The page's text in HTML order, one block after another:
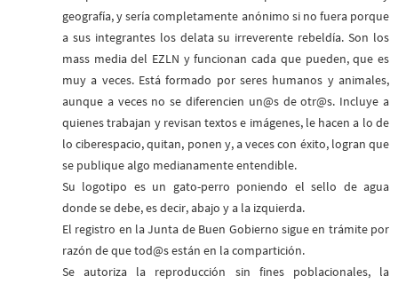
geografía, y sería completamente anónimo si no fuera porque
a sus integrantes los delata su irreverente rebeldía. Son los
mass media del EZLN y funcionan cada que pueden, que es
muy a veces. Está formado por seres humanos y animales,
aunque a veces no se diferencien un@s de otr@s. Incluye a
quienes trabajan y revisan textos e imágenes, le hacen a lo de
lo ciberespacio, quitan, ponen y, a veces con éxito, logran que
se publique algo medianamente entendible.
Su logotipo es un gato-perro poniendo el sello de agua
donde se debe, es decir, abajo y a la izquierda.
El registro en la Junta de Buen Gobierno sigue en trámite por
razón de que tod@s están en la compartición.
Se autoriza la reproducción sin fines poblacionales, la